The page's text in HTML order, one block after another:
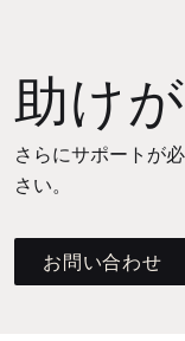
助け
さらにサポートが
さい。
お問い合わせ